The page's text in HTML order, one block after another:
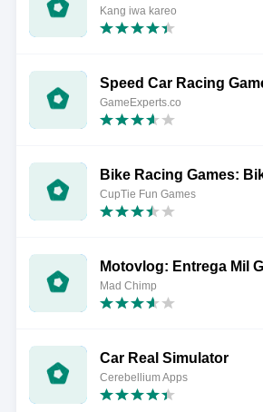
Kang iwa kareo
Speed Car Racing
GameExperts.co
Bike Racing Games:
CupTie Fun Games
Motovlog: Entrega Mil
Mad Chimp
Car Real Simulator
Cerebellium Apps